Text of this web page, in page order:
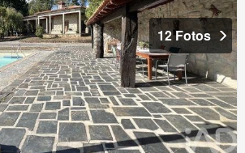
12 Fotos